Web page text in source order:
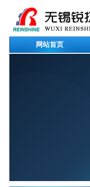
网站首页